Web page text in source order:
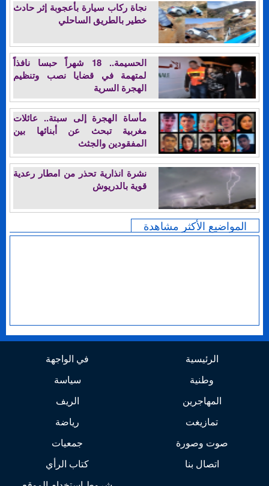
نجاة ركاب سيارة بأعجوبة إثر حادث
خطير بالطريق الساحلي
الحسيمة.. 18 شهراً حبسا نافذاً
لمتهمة في قضايا نصب وتنظيم
الهجرة السرية
مأساة الهجرة إلى سبتة.. عائلات
مغربية تبحث عن أبنائها بين
المفقودين والجثث
نشرة انذارية تحذر من امطار رعدية
قوية بالدريوش
المواضيع الأكثر مشاهدة
في الواجهة
الرئيسية
سياسة
وطنية
الريف
المهاجرين
رياضة
تمازيغت
جمعيات
صوت وصورة
كتاب الرأي
اتصال بنا